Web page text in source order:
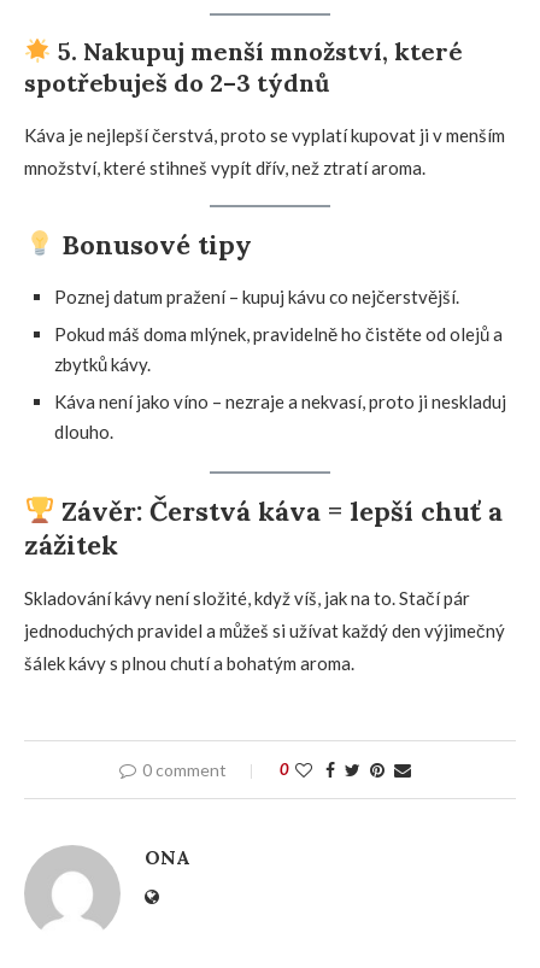
5. Nakupuj menší množství, které
spotřebuješ do 2–3 týdnů
Káva je nejlepší čerstvá, proto se vyplatí kupovat ji v menším
množství, které stihneš vypít dřív, než ztratí aroma.
Bonusové tipy
Poznej datum pražení – kupuj kávu co nejčerstvější.
Pokud máš doma mlýnek, pravidelně ho čistěte od olejů a
zbytků kávy.
Káva není jako víno – nezraje a nekvasí, proto ji neskladuj
dlouho.
Závěr: Čerstvá káva = lepší chuť a
zážitek
Skladování kávy není složité, když víš, jak na to. Stačí pár
jednoduchých pravidel a můžeš si užívat každý den výjimečný
šálek kávy s plnou chutí a bohatým aroma.
0 comment 0
ONA